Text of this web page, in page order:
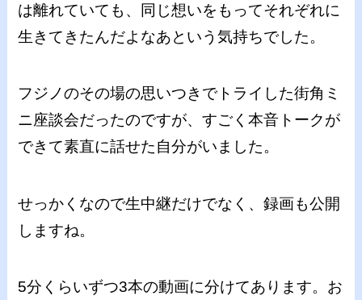
は離れていても、同じ想いをもってそれぞれに
生きてきたんだよなあという気持ちでした。
フジノのその場の思いつきでトライした街角ミ
ニ座談会だったのですが、すごく本音トークが
できて素直に話せた自分がいました。
せっかくなので生中継だけでなく、録画も公開
しますね。
5分くらいずつ3本の動画に分けてあります。お